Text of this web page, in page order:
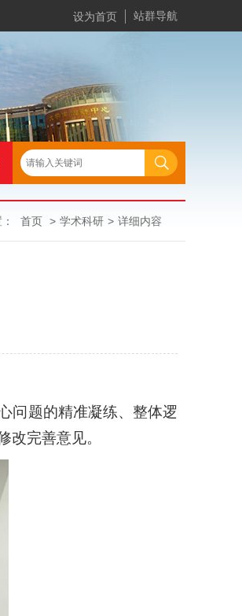
设为首页 站群导航
首页 > 学术科研 > 详细内容
问题的精准凝练、整体逻
完善意见。